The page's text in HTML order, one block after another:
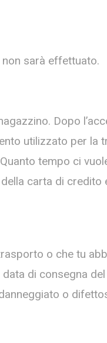
sarà effettuato.
Dopo
utilizzato per la
tempo ci
carta di credito
o che tu
di consegna
o